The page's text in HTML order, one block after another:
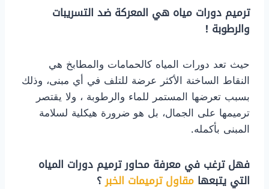
ترميم دورات مياه هي المعركة ضد التسريبات
والرطوبة !
​حيث تعد دورات المياه كالحمامات والمطابخ هي
النقاط الساخنة الأكثر عرضة للتلف في أي مبنى، وذلك
بسبب تعرضها المستمر للماء والرطوبة ، ولا يقتصر
ترميمها على الجمال، بل هو ضرورة هيكلية لسلامة
المبنى بأكمله.
​فهل ترغب في معرفة محاور ترميم دورات المياه
التي يتبعها مقاول ترميمات الخبر؟